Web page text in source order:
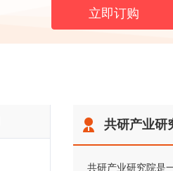
立即订购
共研产业研
共研产业研究院是